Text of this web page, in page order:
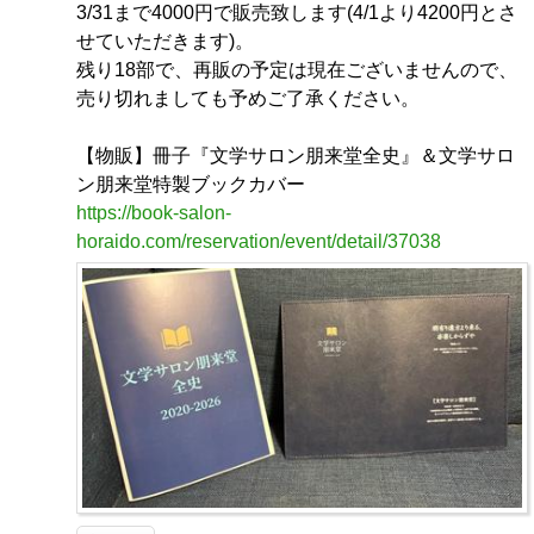
3/31まで4000円で販売致します(4/1より4200円とさ
せていただきます)。
残り18部で、再販の予定は現在ございませんので、
売り切れましても予めご了承ください。
【物販】冊子『文学サロン朋来堂全史』＆文学サロ
ン朋来堂特製ブックカバー
https://book-salon-
horaido.com/reservation/event/detail/37038